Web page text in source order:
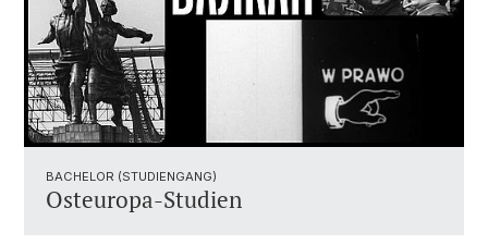
BACHELOR (STUDIENGANG)
Osteuropa-Studien